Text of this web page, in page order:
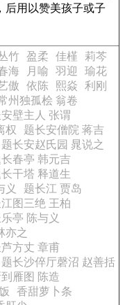
后用以赞美孩子或子
竹 盈柔 佳槿
莉芩
海 月喻 羽迎
瑜花
傲 依陈 熙焱
利刚
州独孤桧 翁卷
壁主人 张谓
权
题长安僧院 蒋吉
题长安赵氏园 晁说之
长春亭 韩元吉
干塔 释道生
义
题长江 贾岛
图三绝 王柏
亭 陈与义
亦之
方丈 章甫
题长沙倅厅磬沼 赵善括
雁图 陈造
香甜萝卜条